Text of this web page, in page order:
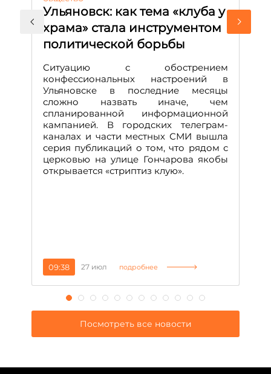
Ульяновск: как тема «клуба у
храма» стала инструментом
политической борьбы
Ситуацию с обострением
конфессиональных настроений в
Ульяновске в последние месяцы
сложно назвать иначе, чем
спланированной информационной
кампанией. В городских телеграм-
каналах и части местных СМИ вышла
серия публикаций о том, что рядом с
церковью на улице Гончарова якобы
открывается «стриптиз клую».
09:38 27 июл подробнее
Посмотреть все новости